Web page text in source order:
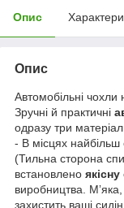
Опис
Опис
Автомобільні чохли
Зручні й практичні
одразу три
- В місцях
(Тильна сторона
встановлено
виробництва. Мʼяка,
захистить ваші